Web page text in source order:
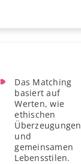
Das Matching
basiert auf
Werten, wie
ethischen
Überzeugungen
und
gemeinsamen
Lebensstilen.